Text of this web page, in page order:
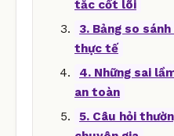
tắc cốt lõi
3. Bảng so
thực tế
4. Những sai
an toàn
5. Câu hỏi